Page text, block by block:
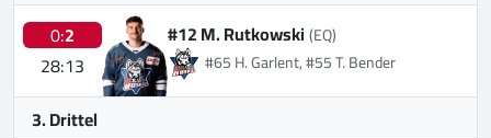
0:2
28:13
#12 M. Rutkowski(EQ)
#65 H. Garlent, #55 T. Bender
3. Drittel